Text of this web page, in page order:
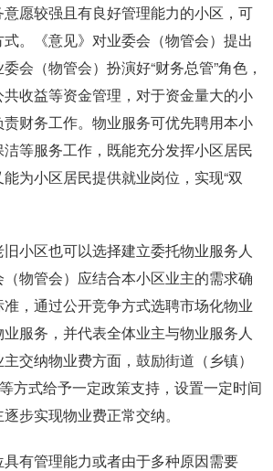
愿较强且有良好管理能力的小区，可
。《意见》对业委会（物管会）提出
会（物管会）扮演好“财务总管”角色，
收益等资金管理，对于资金量大的小
财务工作。物业服务可优先聘用本小
等服务工作，既能充分发挥小区居民
为小区居民提供就业岗位，实现“双
小区也可以选择建立委托物业服务人
物管会）应结合本小区业主的需求确
，通过公开竞争方式选聘市场化物业
服务，并代表全体业主与物业服务人
交纳物业费方面，鼓励街道（乡镇）
方式给予一定政策支持，设置一定时间
步实现物业费正常交纳。
有管理能力或者由于多种原因需要